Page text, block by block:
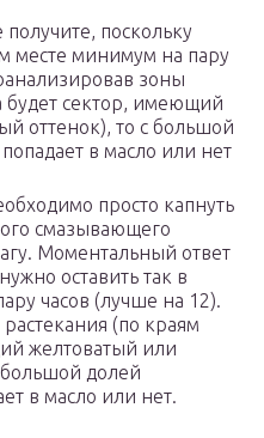
поскольку
месте минимум на пару
зоны
будет сектор, имеющий
оттенок), то с большой
в масло или нет
просто капнуть
смазывающего
Моментальный ответ
оставить так в
часов (лучше на 12).
(по краям
желтоватый или
большой долей
в масло или нет.